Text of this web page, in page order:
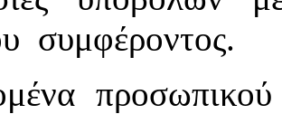
συμφέροντος.